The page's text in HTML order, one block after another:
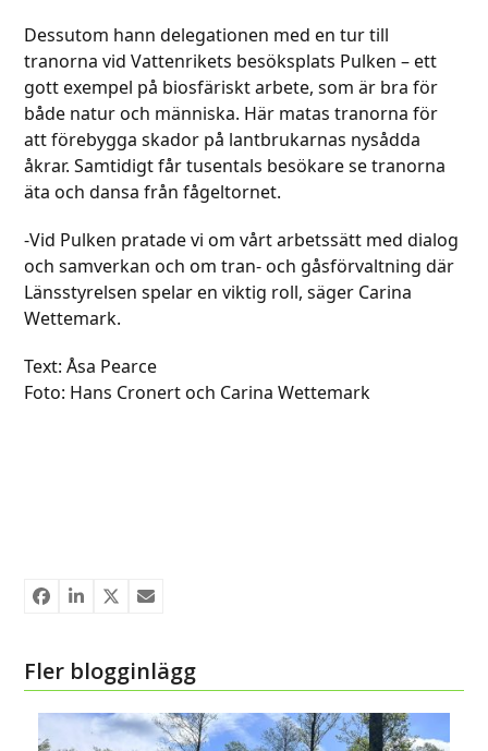
Dessutom hann delegationen med en tur till
tranorna vid Vattenrikets besöksplats Pulken – ett
gott exempel på biosfäriskt arbete, som är bra för
både natur och människa. Här matas tranorna för
att förebygga skador på lantbrukarnas nysådda
åkrar. Samtidigt får tusentals besökare se tranorna
äta och dansa från fågeltornet.
-Vid Pulken pratade vi om vårt arbetssätt med dialog
och samverkan och om tran- och gåsförvaltning där
Länsstyrelsen spelar en viktig roll, säger Carina
Wettemark.
Text: Åsa Pearce
Foto: Hans Cronert och Carina Wettemark
Fler blogginlägg